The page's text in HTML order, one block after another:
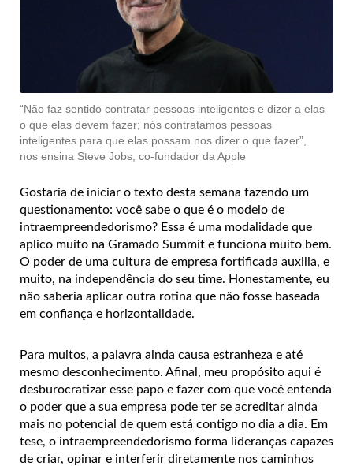
“Não faz sentido contratar pessoas inteligentes e dizer a elas
o que elas devem fazer; nós contratamos pessoas
inteligentes para que elas possam nos dizer o que fazer”,
nos ensina Steve Jobs, co-fundador da Apple
Gostaria de iniciar o texto desta semana fazendo um
questionamento: você sabe o que é o modelo de
intraempreendedorismo? Essa é uma modalidade que
aplico muito na Gramado Summit e funciona muito bem.
O poder de uma cultura de empresa fortificada auxilia, e
muito, na independência do seu time. Honestamente, eu
não saberia aplicar outra rotina que não fosse baseada
em confiança e horizontalidade.
Para muitos, a palavra ainda causa estranheza e até
mesmo desconhecimento. Afinal, meu propósito aqui é
desburocratizar esse papo e fazer com que você entenda
o poder que a sua empresa pode ter se acreditar ainda
mais no potencial de quem está contigo no dia a dia. Em
tese, o intraempreendedorismo forma lideranças capazes
de criar, opinar e interferir diretamente nos caminhos